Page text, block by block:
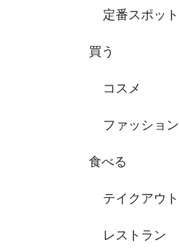
定番スポット
買う
コスメ
ファッション
食べる
テイクアウト
レストラン